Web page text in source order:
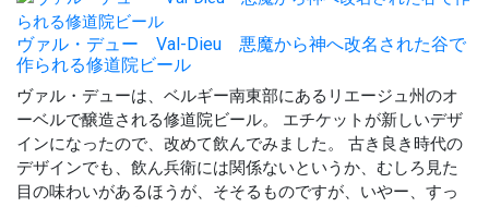
ヴァル・デュー Val-Dieu 悪魔から神へ改名された谷で
作られる修道院ビール
ヴァル・デューは、ベルギー南東部にあるリエージュ州のオ
ーベルで醸造される修道院ビール。 エチケットが新しいデザ
インになったので、改めて飲んでみました。 古き良き時代の
デザインでも、飲ん兵衛には関係ないというか、むしろ見た
目の味わいがあるほうが、そそるものですが、いやー、すっ